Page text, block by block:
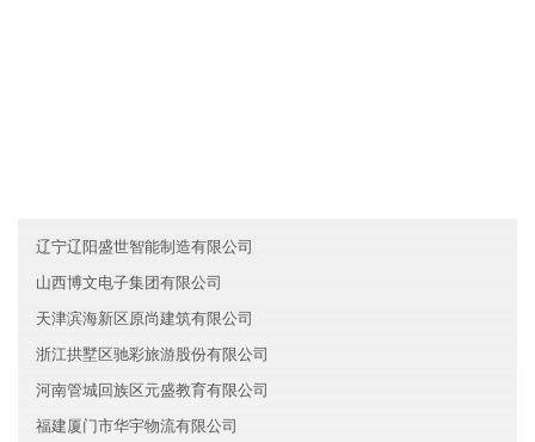
辽宁辽阳盛世智能制造有限公司
山西博文电子集团有限公司
天津滨海新区原尚建筑有限公司
浙江拱墅区驰彩旅游股份有限公司
河南管城回族区元盛教育有限公司
福建厦门市华宇物流有限公司